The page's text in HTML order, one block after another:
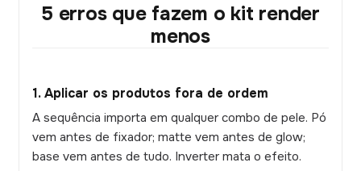
5 erros que fazem o kit render
menos
1. Aplicar os produtos fora de ordem
A sequência importa em qualquer combo de pele. Pó
vem antes de fixador; matte vem antes de glow;
base vem antes de tudo. Inverter mata o efeito.